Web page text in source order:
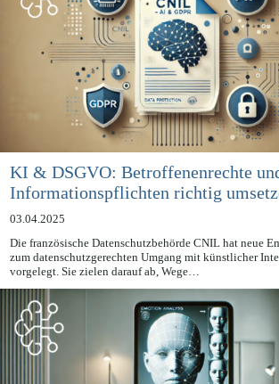
KI & DSGVO: Betroffenenrechte
Informationspflichten richtig
03.04.2025
Die französische Datenschutzbehörde CNIL hat neue
zum datenschutzgerechten Umgang mit künstlicher
vorgelegt. Sie zielen darauf ab, Wege…